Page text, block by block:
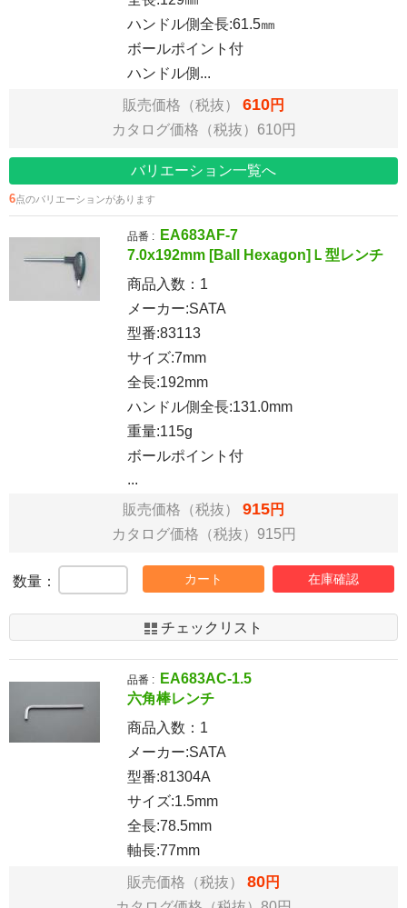
ハンドル側全長:61.5㎜
ボールポイント付
ハンドル側...
販売価格（税抜） 610円
カタログ価格（税抜）610円
バリエーション一覧へ
6点のバリエーションがあります
品番 :
EA683AF-7
7.0x192mm [Ball Hexagon]Ｌ型レンチ
商品入数： 1
メーカー:SATA
型番:83113
サイズ:7mm
全長:192mm
ハンドル側全長:131.0mm
重量:115g
ボールポイント付
...
販売価格（税抜） 915円
カタログ価格（税抜）915円
数量： カート 在庫確認
チェックリスト
品番 :
EA683AC-1.5
六角棒レンチ
商品入数： 1
メーカー:SATA
型番:81304A
サイズ:1.5mm
全長:78.5mm
軸長:77mm
販売価格（税抜） 80円